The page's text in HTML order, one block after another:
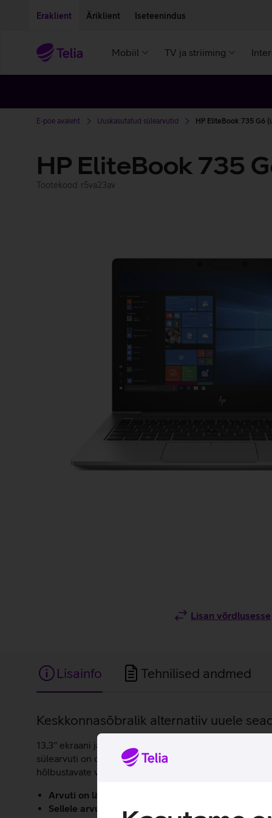
Eraklient Äriklient Iseteenindus
Mobiil TV ja striiming
E-poe avaleht Uuskasutatud sülearvutid HP EliteBook 735 G6
HP EliteBook 735
Tootekood: r5va23av
Lisan võrdlusesse
Lisainfo Tehnilised andmed
Lisainfo
Keskkonnasõbralik alternatiiv uuele
13,3'' ekraani ja täisalumiiniumist korpusega
sülearvuti on optimeeritud kiireks toimetamiseks
hõlbustavate väliste lisaseadmetega. Sülearvuti
Arvuti on läbinud põhjaliku tehnilise kontrolli ning
Sellele arvutile on paigaldatud Windows 10